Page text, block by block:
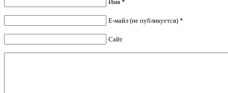
Имя *
Е-майл (не публикуется) *
Сайт